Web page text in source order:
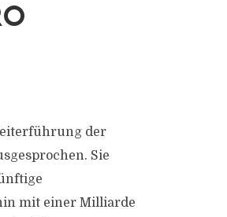
der
Sie
mit einer Milliarde